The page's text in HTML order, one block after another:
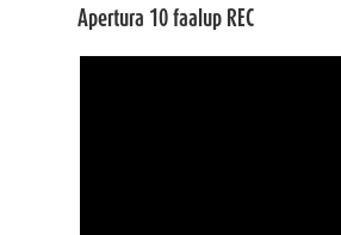
EL
Apertura 10 faalup REC